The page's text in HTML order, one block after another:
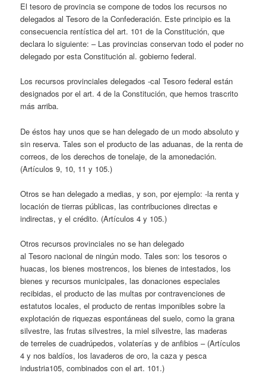
El tesoro de provincia se compone de todos los recursos no
delegados al Tesoro de la Confederación. Este principio es la
consecuencia rentística del art. 101 de la Constitución, que
declara lo siguiente: – Las provincias conservan todo el poder no
delegado por esta Constitución al. gobierno federal.
Los recursos provinciales delegados -cal Tesoro federal están
designados por el art. 4 de la Constitución, que hemos trascrito
más arriba.
De éstos hay unos que se han delegado de un modo absoluto y
sin reserva. Tales son el producto de las aduanas, de la renta de
correos, de los derechos de tonelaje, de la amonedación.
(Artículos 9, 10, 11 y 105.)
Otros se han delegado a medias, y son, por ejemplo: -la renta y
locación de tierras públicas, las contribuciones directas e
indirectas, y el crédito. (Artículos 4 y 105.)
Otros recursos provinciales no se han delegado
al Tesoro nacional de ningún modo. Tales son: los tesoros o
huacas, los bienes mostrencos, los bienes de intestados, los
bienes y recursos municipales, las donaciones especiales
recibidas, el producto de las multas por contravenciones de
estatutos locales, el producto de rentas imponibles sobre la
explotación de riquezas espontáneas del suelo, como la grana
silvestre, las frutas silvestres, la miel silvestre, las maderas
deterreles de cuadrúpedos, volaterías y de anfibios – (Artículos
4 y nos baldíos, los lavaderos de oro, la caza y pesca
industria105, combinados con el art. 101.)